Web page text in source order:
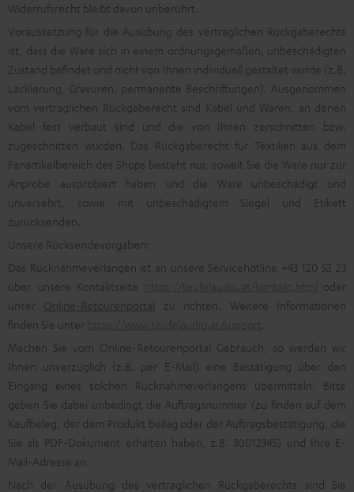
Widerrufsrecht bleibt davon unberührt.
Voraussetzung für die Ausübung des vertraglichen Rückgaberechts
ist, dass die Ware sich in einem ordnungsgemäßen, unbeschädigten
Zustand befindet und nicht von Ihnen individuell gestaltet wurde (z.B.
Lackierung, Gravuren, permanente Beschriftungen). Ausgenommen
vom vertraglichen Rückgaberecht sind Kabel und Waren, an denen
Kabel fest verbaut sind und die von Ihnen zerschnitten bzw.
zugeschnitten wurden. Das Rückgaberecht für Textilien aus dem
Fanartikelbereich des Shops besteht nur, soweit Sie die Ware nur zur
Anprobe ausprobiert haben und die Ware unbeschädigt und
unversehrt, sowie mit unbeschädigtem Siegel und Etikett
zurücksenden.
Unsere Rücksendevorgaben:
Das Rücknahmeverlangen ist an unsere Servicehotline +43 120 52 23
über unsere Kontaktseite
oder
unser Online-Retourenportal zu richten. Weitere Informationen
finden Sie unter
Machen Sie vom Online-Retourenportal Gebrauch, so werden wir
Ihnen unverzüglich (z.B. per E-Mail) eine Bestätigung über den
Eingang eines solchen Rücknahmeverlangens übermitteln. Bitte
geben Sie dabei unbedingt die Auftragsnummer (zu finden auf dem
Kaufbeleg, der dem Produkt beilag oder der Auftragsbestätigung, die
Sie als PDF-Dokument erhalten haben, z.B. 30012345) und Ihre E-
Mail-Adresse an.
Nach der Ausübung des vertraglichen Rückgaberechts sind Sie